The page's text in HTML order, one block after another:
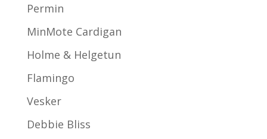
Permin
MinMote Cardigan
Holme & Helgetun
Flamingo
Vesker
Debbie Bliss